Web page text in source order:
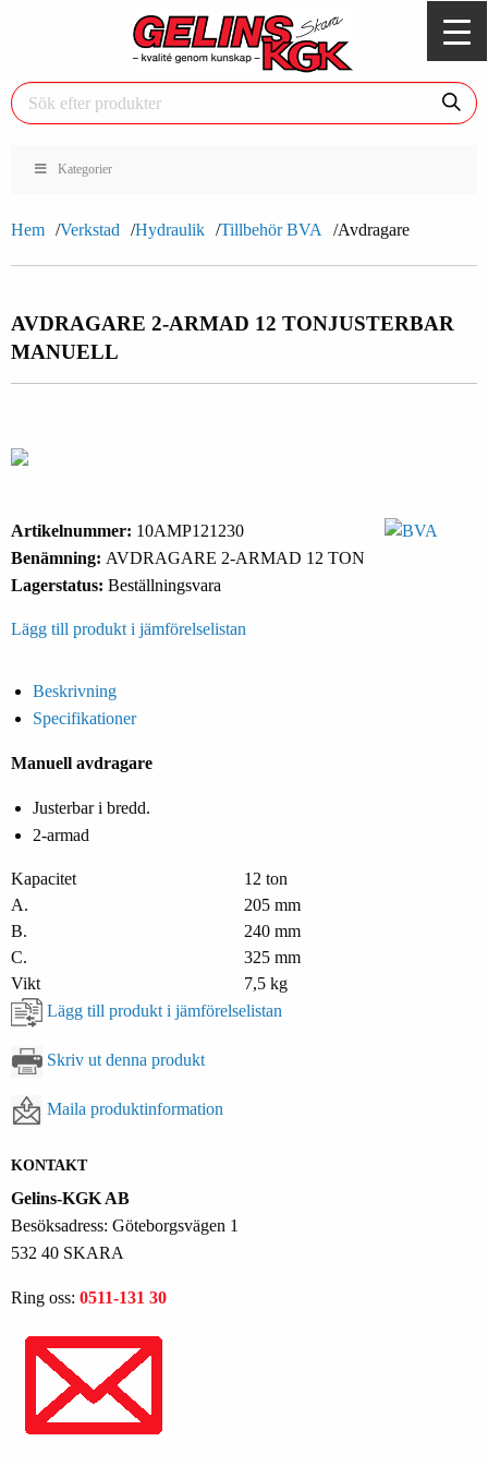
Kategorier
Hem Verkstad Hydraulik Tillbehör BVA Avdragare
AVDRAGARE 2-ARMAD 12 TONJUSTERBAR
MANUELL
Artikelnummer: 10AMP121230
Benämning: AVDRAGARE 2-ARMAD 12 TON
Lagerstatus: Beställningsvara
Lägg till produkt i jämförelselistan
Beskrivning
Specifikationer
Manuell avdragare
Justerbar i bredd.
2-armad
Kapacitet
12 ton
A.
205 mm
B.
240 mm
C.
325 mm
Vikt
7,5 kg
Lägg till produkt i jämförelselistan
Skriv ut denna produkt
Maila produktinformation
KONTAKT
Gelins-KGK AB
Besöksadress: Göteborgsvägen 1
532 40 SKARA
Ring oss: 0511-131 30